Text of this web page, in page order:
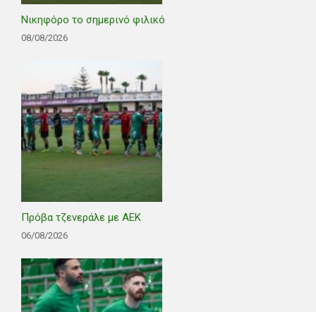
Νικηφόρο το σημερινό φιλικό
08/08/2026
Πρόβα τζενεράλε με ΑΕΚ
06/08/2026